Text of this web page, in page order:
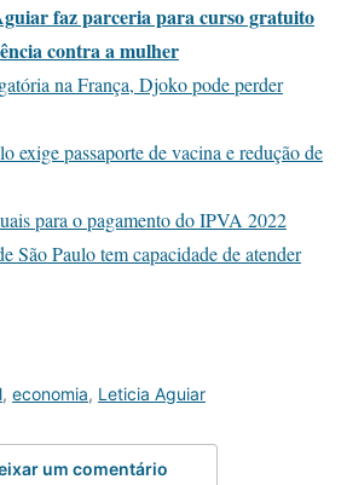
faz parceria para curso gratuito
contra a mulher
na França, Djoko pode perder
exige passaporte de vacina e redução de
para o pagamento do IPVA 2022
São Paulo tem capacidade de atender
, economia, Leticia Aguiar
um comentário